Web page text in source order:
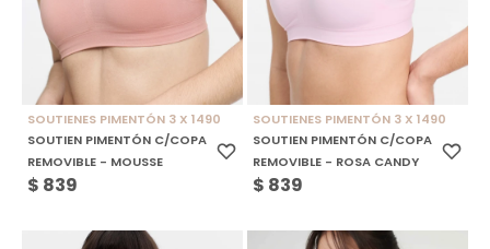
SOUTIENES PIMENTÓN 3 X 1490
SOUTIEN PIMENTÓN C/COPA
REMOVIBLE - MOUSSE
$ 839
SOUTIENES PIMENTÓN 3 X 1490
SOUTIEN PIMENTÓN C/COPA
REMOVIBLE - ROSA CANDY
$ 839